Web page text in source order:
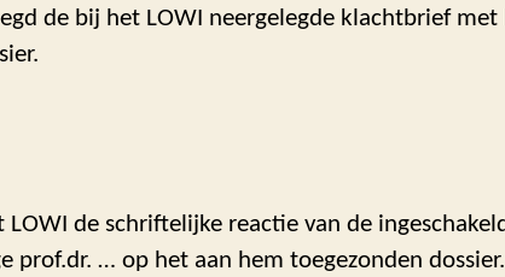
de bij het LOWI neergelegde klachtbrief
de schriftelijke reactie van de
prof.dr. … op het aan hem toegezonden dossier.